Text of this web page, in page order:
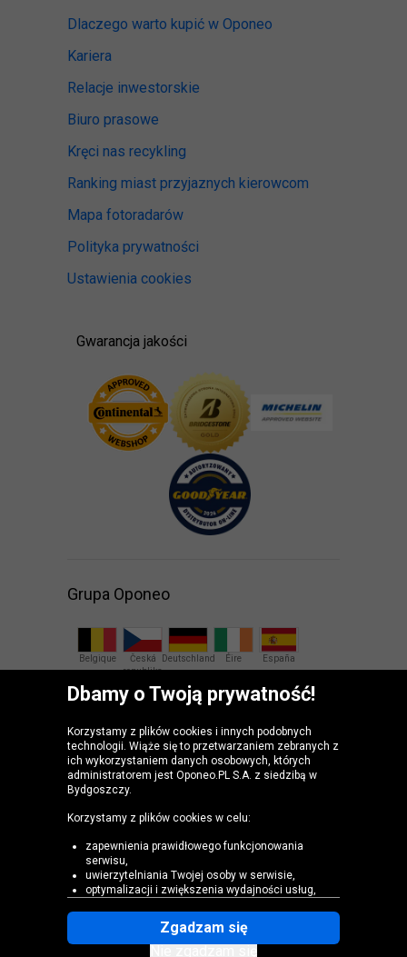
Dlaczego warto kupić w Oponeo
Kariera
Relacje inwestorskie
Biuro prasowe
Kręci nas recykling
Ranking miast przyjaznych kierowcom
Mapa fotoradarów
Polityka prywatności
Ustawienia cookies
Gwarancja jakości
Grupa Oponeo
Belgique
Česká
republika
Deutschland Éire España
Slovenská
republika
United
Kingdom
Mapa witryny
Dbamy o Twoją prywatność!
Korzystamy z plików cookies i innych podobnych
technologii. Wiąże się to przetwarzaniem zebranych z
ich wykorzystaniem danych osobowych, których
administratorem jest Oponeo.PL S.A. z siedzibą w
Bydgoszczy.
Korzystamy z plików cookies w celu:
zapewnienia prawidłowego funkcjonowania
serwisu,
uwierzytelniania Twojej osoby w serwisie,
optymalizacji i zwiększenia wydajności usług,
preferencji i ustawień,
prowadzenia analiz i badań, które pomagają
zrozumieć, w jaki sposób korzystasz ze stron
Zgadzam się